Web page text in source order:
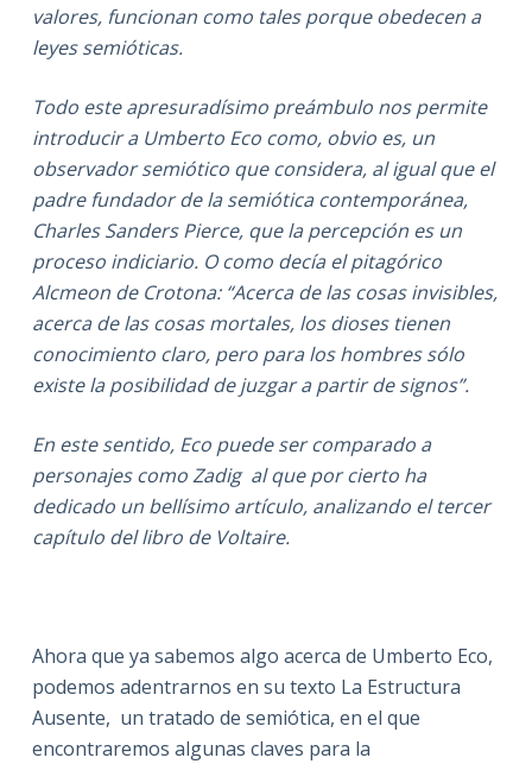
valores, funcionan como tales porque obedecen a
leyes semióticas.
Todo este apresuradísimo preámbulo nos permite
introducir a Umberto Eco como, obvio es, un
observador semiótico que considera, al igual que el
padre fundador de la semiótica contemporánea,
Charles Sanders Pierce, que la percepción es un
proceso indiciario. O como decía el pitagórico
Alcmeon de Crotona: “Acerca de las cosas invisibles,
acerca de las cosas mortales, los dioses tienen
conocimiento claro, pero para los hombres sólo
existe la posibilidad de juzgar a partir de signos”.
En este sentido, Eco puede ser comparado a
personajes como Zadig al que por cierto ha
dedicado un bellísimo artículo, analizando el tercer
capítulo del libro de Voltaire.
Ahora que ya sabemos algo acerca de Umberto Eco,
podemos adentrarnos en su texto La Estructura
Ausente, un tratado de semiótica, en el que
encontraremos algunas claves para la